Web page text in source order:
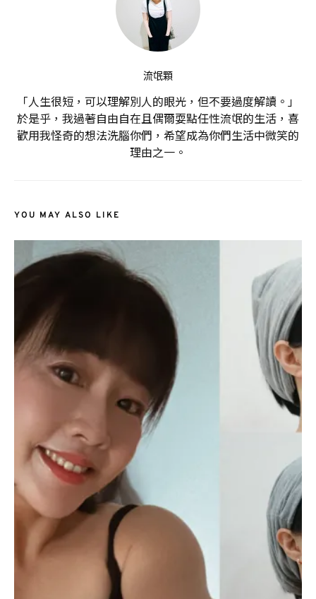
流氓顆
「人生很短，可以理解別人的眼光，但不要過度解讀。」
於是乎，我過著自由自在且偶爾耍點任性流氓的生活，喜
歡用我怪奇的想法洗腦你們，希望成為你們生活中微笑的
理由之一。
YOU MAY ALSO LIKE